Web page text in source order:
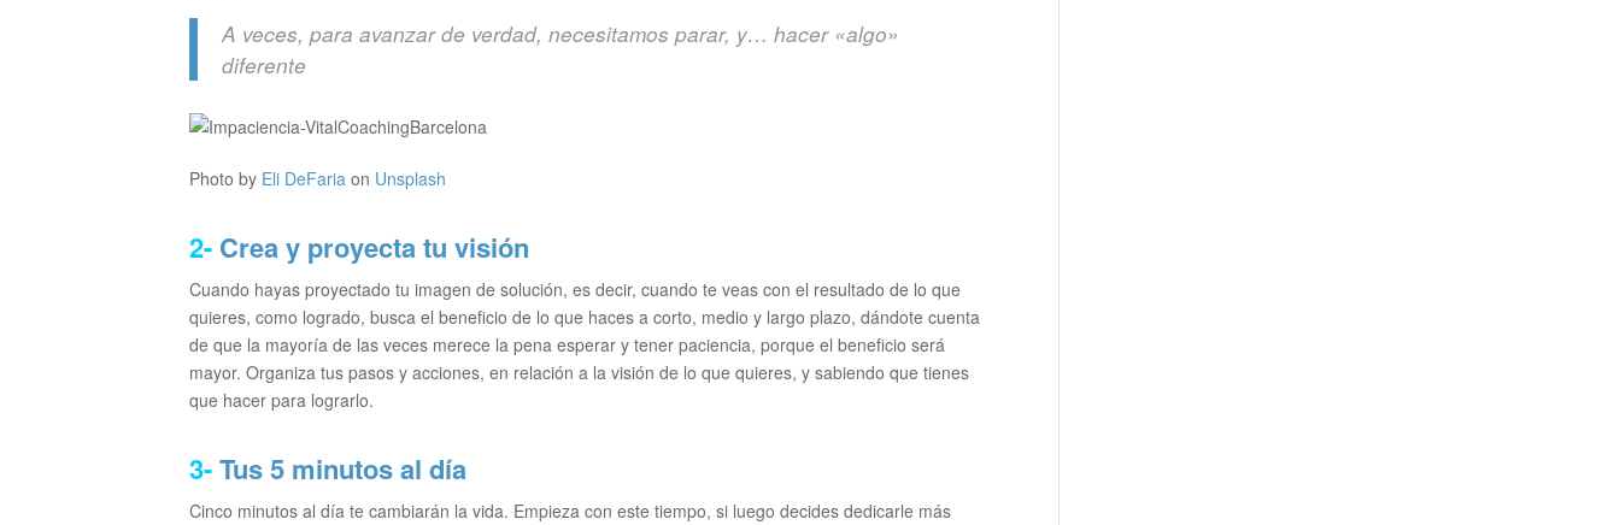
A veces, para avanzar de verdad, necesitamos parar, y… hacer «algo»
diferente
Photo by Eli DeFaria on Unsplash
2- Crea y proyecta tu visión
Cuando hayas proyectado tu imagen de solución, es decir, cuando te veas con el resultado de lo que
quieres, como logrado, busca el beneficio de lo que haces a corto, medio y largo plazo, dándote cuenta
de que la mayoría de las veces merece la pena esperar y tener paciencia, porque el beneficio será
mayor. Organiza tus pasos y acciones, en relación a la visión de lo que quieres, y sabiendo que tienes
que hacer para lograrlo.
3-Tus 5 minutos al día
Cinco minutos al día te cambiarán la vida. Empieza con este tiempo, si luego decides dedicarle más